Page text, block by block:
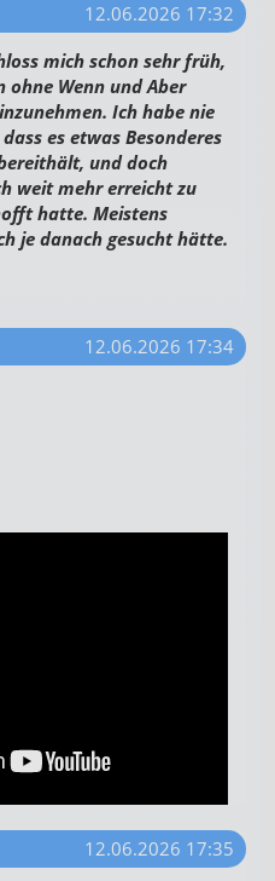
12.06.2026 17:32
mich schon sehr früh,
ohne Wenn und Aber
Ich habe nie
es etwas Besonderes
und doch
weit mehr erreicht zu
hatte. Meistens
je danach gesucht hätte.
12.06.2026 17:34
12.06.2026 17:35